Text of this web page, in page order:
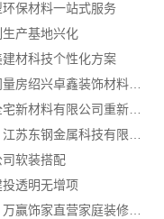
保材料一站式服务
产基地兴化
材科技个性化方案
绍兴城区个性化家装免费上门量房绍兴卓鑫装饰材料有限公司
邯郸装修新材料，邯郸至臻全宅新材料有限公司重新定义品质
软装搭配
透明无增项
局部改造家庭装修墙地翻新，万赢饰家直营家庭装修成本管控